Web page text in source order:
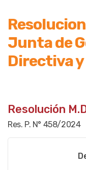
Junta de
Directiva
Resolución
Res. P. N° 458/2024